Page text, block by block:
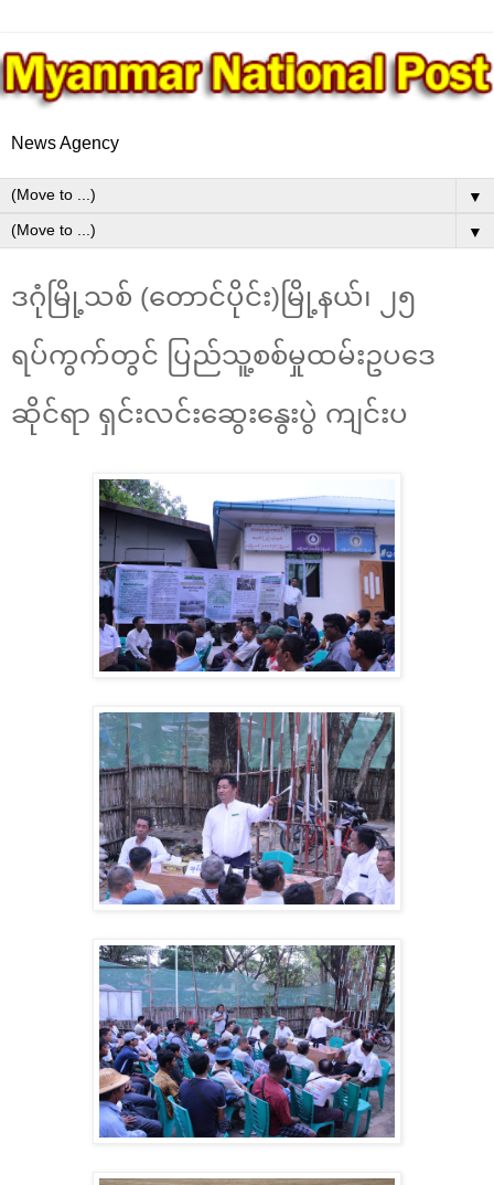
News Agency
▼
▼
ဒဂုံမြို့သစ် (တောင်ပိုင်း)မြို့နယ်၊ ၂၅
ရပ်ကွက်တွင် ပြည်သူ့စစ်မှုထမ်းဥပဒေ
ဆိုင်ရာ ရှင်းလင်းဆွေးနွေးပွဲ ကျင်းပ